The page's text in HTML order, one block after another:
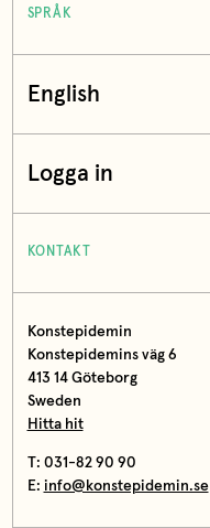
SPRÅK
English
Logga in
KONTAKT
Konstepidemin
Konstepidemins väg 6
413 14 Göteborg
Sweden
Hitta hit
T: 031-82 90 90
E: info@konstepidemin.se